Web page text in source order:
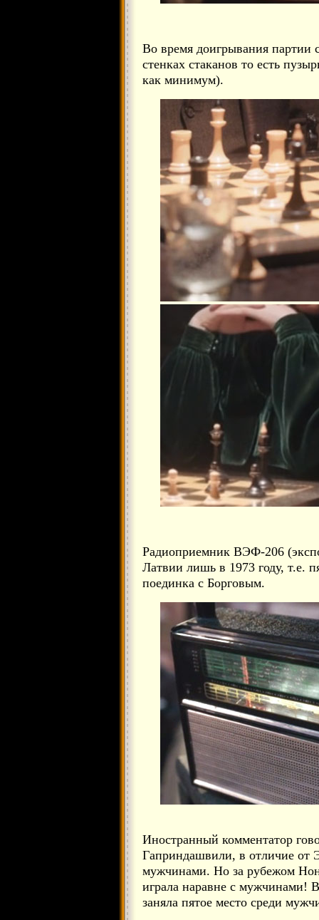
Во время доигрывания партии
стенках стаканов то есть
как минимум).
Радиоприемник ВЭФ-206
Латвии лишь в 1973 году, т.е.
поединка с Борговым.
Иностранный комментатор
Гаприндашвили, в отличие от
мужчинами. Но за рубежом
играла наравне с мужчинами!
заняла пятое место среди